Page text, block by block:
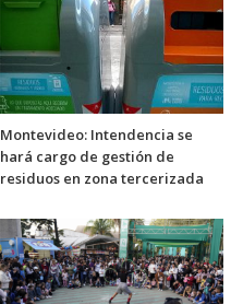
Montevideo: Intendencia se
hará cargo de gestión de
residuos en zona tercerizada